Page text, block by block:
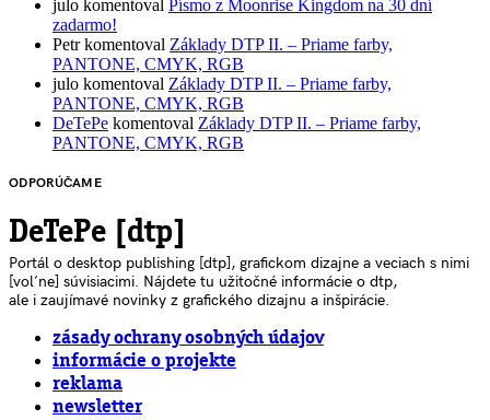
julo komentoval Písmo z Moonrise Kingdom na 30 dní
zadarmo!
Petrkomentoval Základy DTP II. – Priame farby,
PANTONE, CMYK, RGB
julo komentoval Základy DTP II. – Priame farby,
PANTONE, CMYK, RGB
DeTePe komentoval Základy DTP II. – Priame farby,
PANTONE, CMYK, RGB
ODPORÚČAME
DeTePe [dtp]
Portál o desktop publishing [dtp], grafickom dizajne a veciach s nimi
[voľne] súvisiacimi. Nájdete tu užitočné informácie o dtp,
ale i zaujímavé novinky z grafického dizajnu a inšpirácie.
zásady ochrany osobných údajov
informácie o projekte
reklama
newsletter